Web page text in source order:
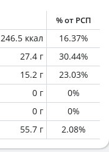
% от РСП
246.5 ккал 16.37%
27.4 г 30.44%
15.2 г 23.03%
0 г 0%
0 г 0%
55.7 г 2.08%